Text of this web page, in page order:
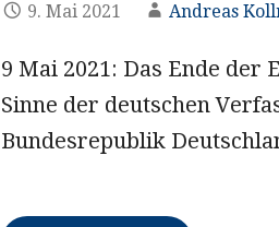
9. Mai 2021 Andreas
9 Mai 2021: Das Ende der
Sinne der deutschen
Bundesrepublik